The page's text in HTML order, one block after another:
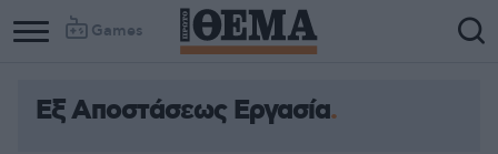
Games
Εξ Αποστάσεως Εργασία